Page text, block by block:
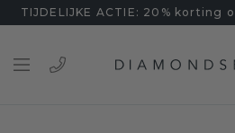
TIJDELIJKE ACTIE: 20% korting